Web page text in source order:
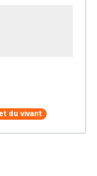
du vivant